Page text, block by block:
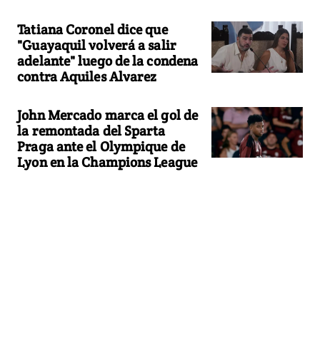
Tatiana Coronel dice que
"Guayaquil volverá a salir
adelante" luego de la condena
contra Aquiles Alvarez
John Mercado marca el gol de
la remontada del Sparta
Praga ante el Olympique de
Lyon en la Champions League